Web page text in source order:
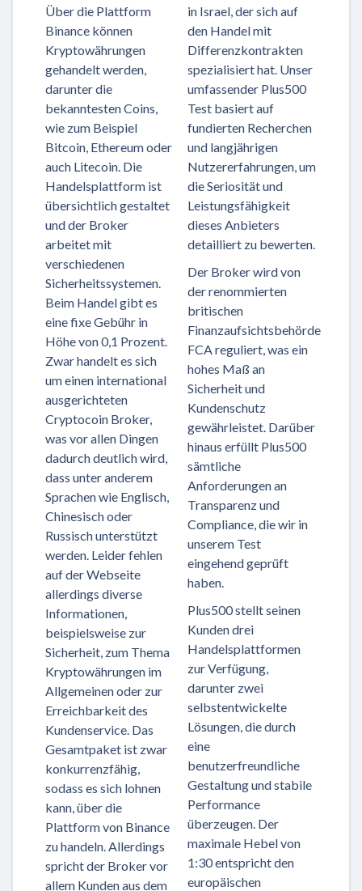
Über die Plattform
Binance können
Kryptowährungen
gehandelt werden,
darunter die
bekanntesten Coins,
wie zum Beispiel
Bitcoin, Ethereum oder
auch Litecoin. Die
Handelsplattform ist
übersichtlich gestaltet
und der Broker
arbeitet mit
verschiedenen
Sicherheitssystemen.
Beim Handel gibt es
eine fixe Gebühr in
Höhe von 0,1 Prozent.
Zwar handelt es sich
um einen international
ausgerichteten
Cryptocoin Broker,
was vor allen Dingen
dadurch deutlich wird,
dass unter anderem
Sprachen wie Englisch,
Chinesisch oder
Russisch unterstützt
werden. Leider fehlen
auf der Webseite
allerdings diverse
Informationen,
beispielsweise zur
Sicherheit, zum Thema
Kryptowährungen im
Allgemeinen oder zur
Erreichbarkeit des
Kundenservice. Das
Gesamtpaket ist zwar
konkurrenzfähig,
sodass es sich lohnen
kann, über die
Plattform von Binance
zu handeln. Allerdings
spricht der Broker vor
allem Kunden aus dem
in Israel, der sich auf
den Handel mit
Differenzkontrakten
spezialisiert hat. Unser
umfassender Plus500
Test basiert auf
fundierten Recherchen
und langjährigen
Nutzererfahrungen, um
die Seriosität und
Leistungsfähigkeit
dieses Anbieters
detailliert zu bewerten.
Der Broker wird von
der renommierten
britischen
Finanzaufsichtsbehörde
FCA reguliert, was ein
hohes Maß an
Sicherheit und
Kundenschutz
gewährleistet. Darüber
hinaus erfüllt Plus500
sämtliche
Anforderungen an
Transparenz und
Compliance, die wir in
unserem Test
eingehend geprüft
haben.
Plus500 stellt seinen
Kunden drei
Handelsplattformen
zur Verfügung,
darunter zwei
selbstentwickelte
Lösungen, die durch
eine
benutzerfreundliche
Gestaltung und stabile
Performance
überzeugen. Der
maximale Hebel von
1:30 entspricht den
europäischen